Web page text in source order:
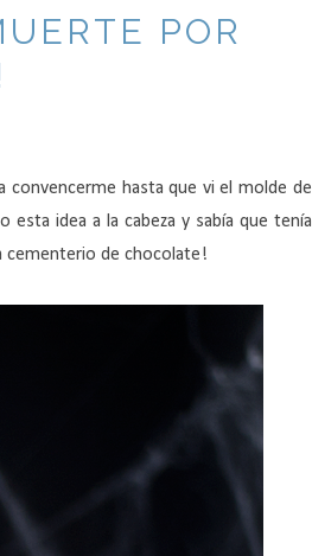
POR
convencerme hasta que vi el molde de
idea a la cabeza y sabía que tenía
cementerio de chocolate!